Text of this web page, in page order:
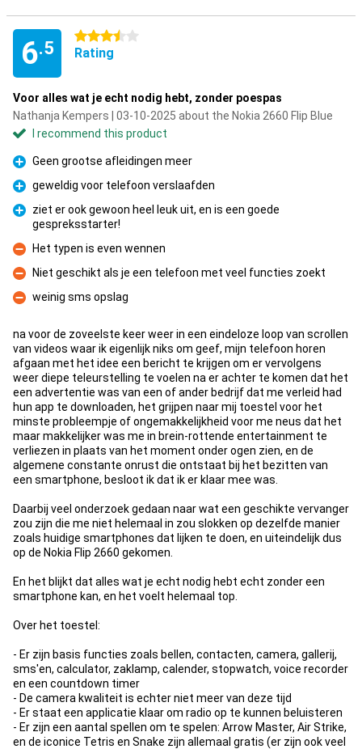
6.5
3.5 stars
Rating
Voor alles wat je echt nodig hebt, zonder poespas
Nathanja Kempers | 03-10-2025 about the Nokia 2660 Flip Blue
I recommend this product
Pro
Geen grootse afleidingen meer
Pro
geweldig voor telefoon verslaafden
ziet er ook gewoon heel leuk uit, en is een goede
gespreksstarter!
Con
Het typen is even wennen
Con
Niet geschikt als je een telefoon met veel functies zoekt
Con
weinig sms opslag
na voor de zoveelste keer weer in een eindeloze loop van scrollen
van videos waar ik eigenlijk niks om geef, mijn telefoon horen
afgaan met het idee een bericht te krijgen om er vervolgens
weer diepe teleurstelling te voelen na er achter te komen dat het
een advertentie was van een of ander bedrijf dat me verleid had
hun app te downloaden, het grijpen naar mij toestel voor het
minste probleempje of ongemakkelijkheid voor me neus dat het
maar makkelijker was me in brein-rottende entertainment te
verliezen in plaats van het moment onder ogen zien, en de
algemene constante onrust die ontstaat bij het bezitten van
een smartphone, besloot ik dat ik er klaar mee was.
Daarbij veel onderzoek gedaan naar wat een geschikte vervanger
zou zijn die me niet helemaal in zou slokken op dezelfde manier
zoals huidige smartphones dat lijken te doen, en uiteindelijk dus
op de Nokia Flip 2660 gekomen.
En het blijkt dat alles wat je echt nodig hebt echt zonder een
smartphone kan, en het voelt helemaal top.
Over het toestel:
- Er zijn basis functies zoals bellen, contacten, camera, gallerij,
sms'en, calculator, zaklamp, calender, stopwatch, voice recorder
en een countdown timer
- De camera kwaliteit is echter niet meer van deze tijd
- Er staat een applicatie klaar om radio op te kunnen beluisteren
- Er zijn een aantal spellen om te spelen: Arrow Master, Air Strike,
en de iconice Tetris en Snake zijn allemaal gratis (er zijn ook veel